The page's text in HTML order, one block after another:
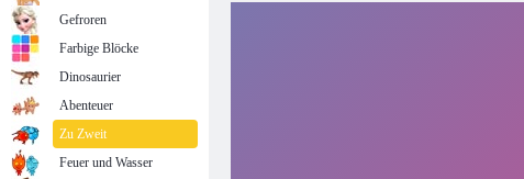
Gefroren
Farbige Blöcke
Dinosaurier
Abenteuer
Zu Zweit
Feuer und Wasser